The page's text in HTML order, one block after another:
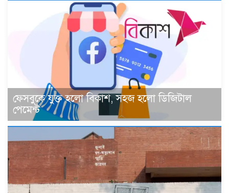
ফেসবুকে যুক্ত হলো বিকাশ, সহজ হলো ডিজিটাল
পেমেন্ট